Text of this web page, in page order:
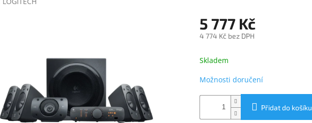
5 777 Kč
4 774 Kč bez DPH
cena:
Skladem
Možnosti doručení
Přidat do košíku